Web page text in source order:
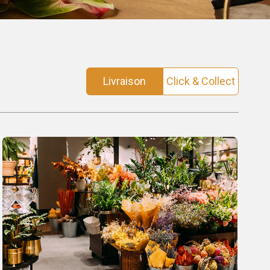
Livraison Click & Collect